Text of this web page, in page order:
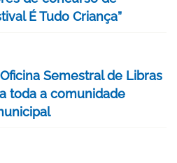
É Tudo Criança”
Semestral de Libras
toda a comunidade